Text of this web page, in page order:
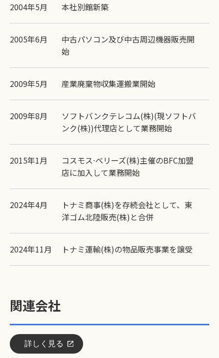
2004年5月 本社別館新築
2005年6月
中古パソコン及び中古周辺機器販売開
始
2009年5月 産業廃棄物収集運搬業開始
2009年8月
ソフトバンクテレコム(株)(現ソフトバ
ンク(株))代理店として業務開始
2015年1月
コスモス⋅ベリーズ(株)主催のBFC加盟
店に加入して業務開始
2024年4月
トナミ商事(株)を存続会社として、東
洋ゴム北陸販売(株)と合併
2024年11月 トナミ運輸(株)の物品販売事業を譲受
関連会社
詳しく見る